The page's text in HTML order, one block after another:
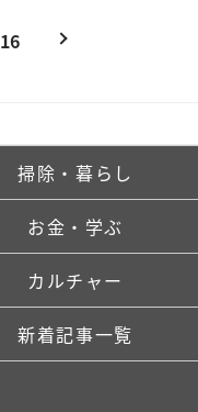
16
掃除・暮らし
お金・学ぶ
カルチャー
新着記事一覧